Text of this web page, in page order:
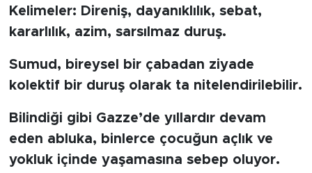
Kelimeler: Direniş, dayanıklılık, sebat,
kararlılık, azim, sarsılmaz duruş.
Sumud, bireysel bir çabadan ziyade
kolektif bir duruş olarak ta nitelendirilebilir.
Bilindiği gibi Gazze’de yıllardır devam
eden abluka, binlerce çocuğun açlık ve
yokluk içinde yaşamasına sebep oluyor.